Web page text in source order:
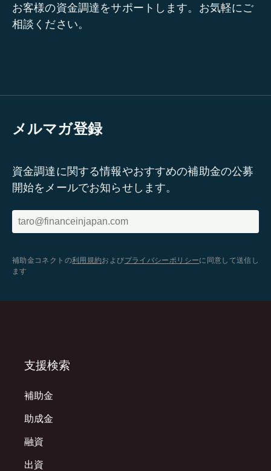
お客様の資金調達をサポートします。お気軽にご
相談ください。
メルマガ登録
資金調達に関する情報やおすすめの補助金の公募
開始をメールでお知らせします。
補助金コネクトの利用規約およびプライバシーポリシーに同意して送信し
ます
支援検索
補助金
助成金
融資
出資